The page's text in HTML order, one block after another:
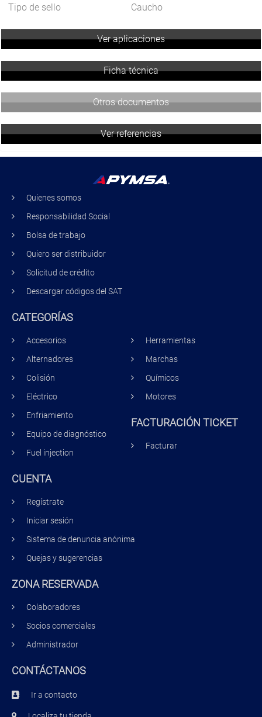
Tipo de sello
Caucho
Ver aplicaciones
Ficha técnica
Otros documentos
Ver referencias
Quienes somos
Responsabilidad Social
Bolsa de trabajo
Quiero ser distribuidor
Solicitud de crédito
Descargar códigos del SAT
CATEGORÍAS
Accesorios
Alternadores
Colisión
Eléctrico
Enfriamiento
Equipo de diagnóstico
Fuel injection
Herramientas
Marchas
Químicos
Motores
FACTURACIÓN TICKET
Facturar
CUENTA
Regístrate
Iniciar sesión
Sistema de denuncia anónima
Quejas y sugerencias
ZONA RESERVADA
Colaboradores
Socios comerciales
Administrador
CONTÁCTANOS
Ir a contacto